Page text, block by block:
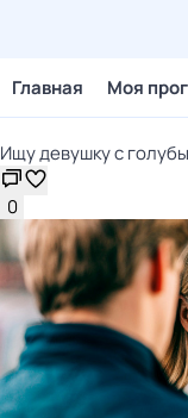
Главная Моя
Ищу девушку с
0